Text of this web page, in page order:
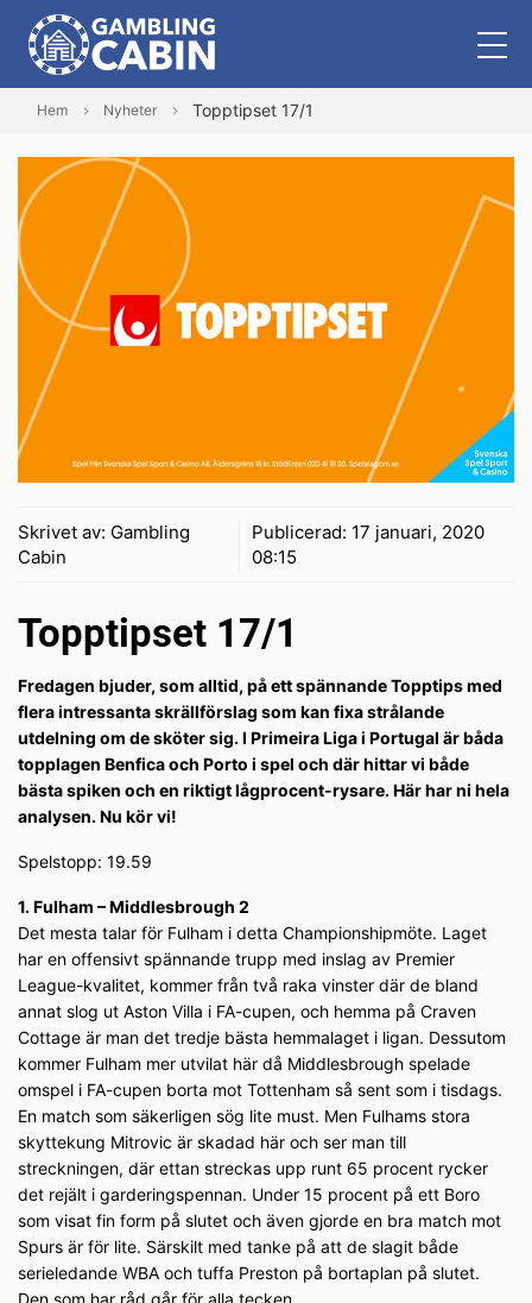
Hem Nyheter Topptipset 17/1
Skrivet av: Gambling
Cabin
Publicerad: 17 januari, 2020
08:15
Topptipset 17/1
Fredagen bjuder, som alltid, på ett spännande Topptips med
flera intressanta skrällförslag som kan fixa strålande
utdelning om de sköter sig. I Primeira Liga i Portugal är båda
topplagen Benfica och Porto i spel och där hittar vi både
bästa spiken och en riktigt lågprocent-rysare. Här har ni hela
analysen. Nu kör vi!
Spelstopp: 19.59
1. Fulham – Middlesbrough 2
Det mesta talar för Fulham i detta Championshipmöte. Laget
har en offensivt spännande trupp med inslag av Premier
League-kvalitet, kommer från två raka vinster där de bland
annat slog ut Aston Villa i FA-cupen, och hemma på Craven
Cottage är man det tredje bästa hemmalaget i ligan. Dessutom
kommer Fulham mer utvilat här då Middlesbrough spelade
omspel i FA-cupen borta mot Tottenham så sent som i tisdags.
En match som säkerligen sög lite must. Men Fulhams stora
skyttekung Mitrovic är skadad här och ser man till
streckningen, där ettan streckas upp runt 65 procent rycker
det rejält i garderingspennan. Under 15 procent på ett Boro
som visat fin form på slutet och även gjorde en bra match mot
Spurs är för lite. Särskilt med tanke på att de slagit både
serieledande WBA och tuffa Preston på bortaplan på slutet.